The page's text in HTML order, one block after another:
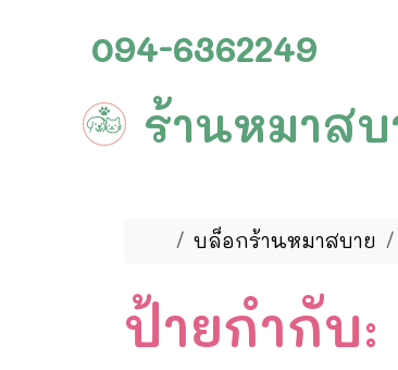
094-6362249
ร้านหมาสบ
หน้าหลัก
บล็อกร้านหมาสบาย
ป้ายกำกับ: